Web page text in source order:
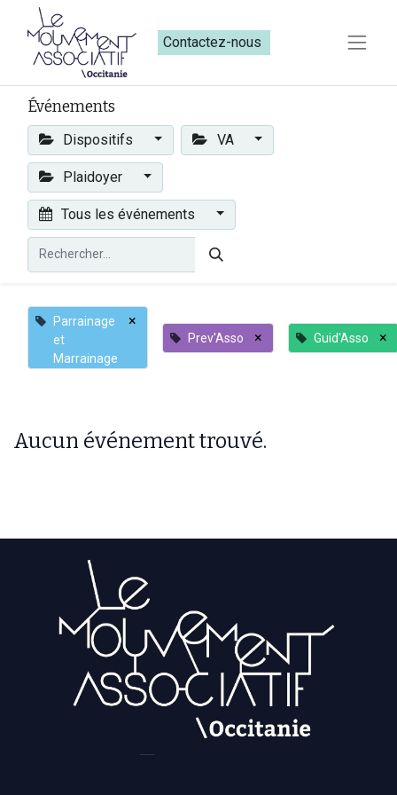
Contactez-nous​​
Événements
Dispositifs VA
Plaidoyer
Tous les événements
Parrainage
et
Marrainage
×
Prev'Asso × Guid'Asso ×
Aucun événement trouvé.